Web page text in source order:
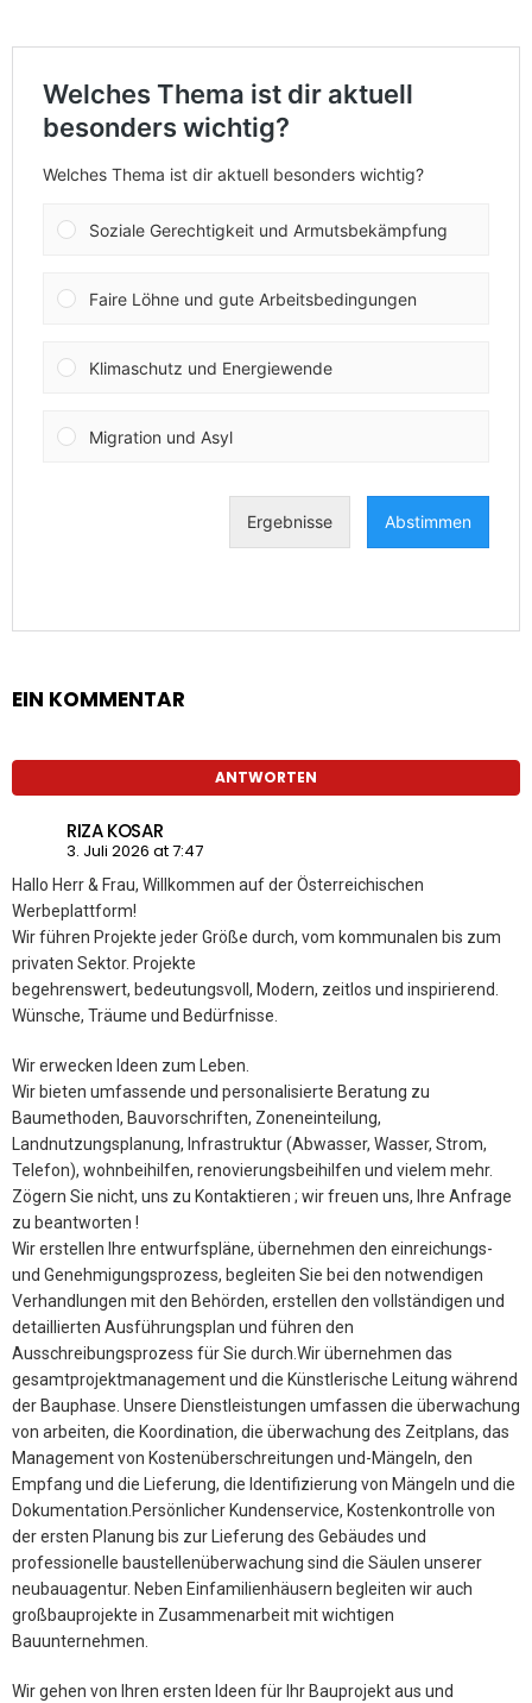
EIN KOMMENTAR
ANTWORTEN
RIZA KOSAR
3. Juli 2026 at 7:47
Hallo Herr & Frau, Willkommen auf der Österreichischen
Werbeplattform!
Wir führen Projekte jeder Größe durch, vom kommunalen bis zum
privaten Sektor. Projekte
begehrenswert, bedeutungsvoll, Modern, zeitlos und inspirierend.
Wünsche, Träume und Bedürfnisse.
Wir erwecken Ideen zum Leben.
Wir bieten umfassende und personalisierte Beratung zu
Baumethoden, Bauvorschriften, Zoneneinteilung,
Landnutzungsplanung, Infrastruktur (Abwasser, Wasser, Strom,
Telefon), wohnbeihilfen, renovierungsbeihilfen und vielem mehr.
Zögern Sie nicht, uns zu Kontaktieren ; wir freuen uns, Ihre Anfrage
zu beantworten !
Wir erstellen Ihre entwurfspläne, übernehmen den einreichungs-
und Genehmigungsprozess, begleiten Sie bei den notwendigen
Verhandlungen mit den Behörden, erstellen den vollständigen und
detaillierten Ausführungsplan und führen den
Ausschreibungsprozess für Sie durch.Wir übernehmen das
gesamtprojektmanagement und die Künstlerische Leitung während
der Bauphase. Unsere Dienstleistungen umfassen die überwachung
von arbeiten, die Koordination, die überwachung des Zeitplans, das
Management von Kostenüberschreitungen und-Mängeln, den
Empfang und die Lieferung, die Identifizierung von Mängeln und die
Dokumentation.Persönlicher Kundenservice, Kostenkontrolle von
der ersten Planung bis zur Lieferung des Gebäudes und
professionelle baustellenüberwachung sind die Säulen unserer
neubauagentur. Neben Einfamilienhäusern begleiten wir auch
großbauprojekte in Zusammenarbeit mit wichtigen
Bauunternehmen.
Wir gehen von Ihren ersten Ideen für Ihr Bauprojekt aus und